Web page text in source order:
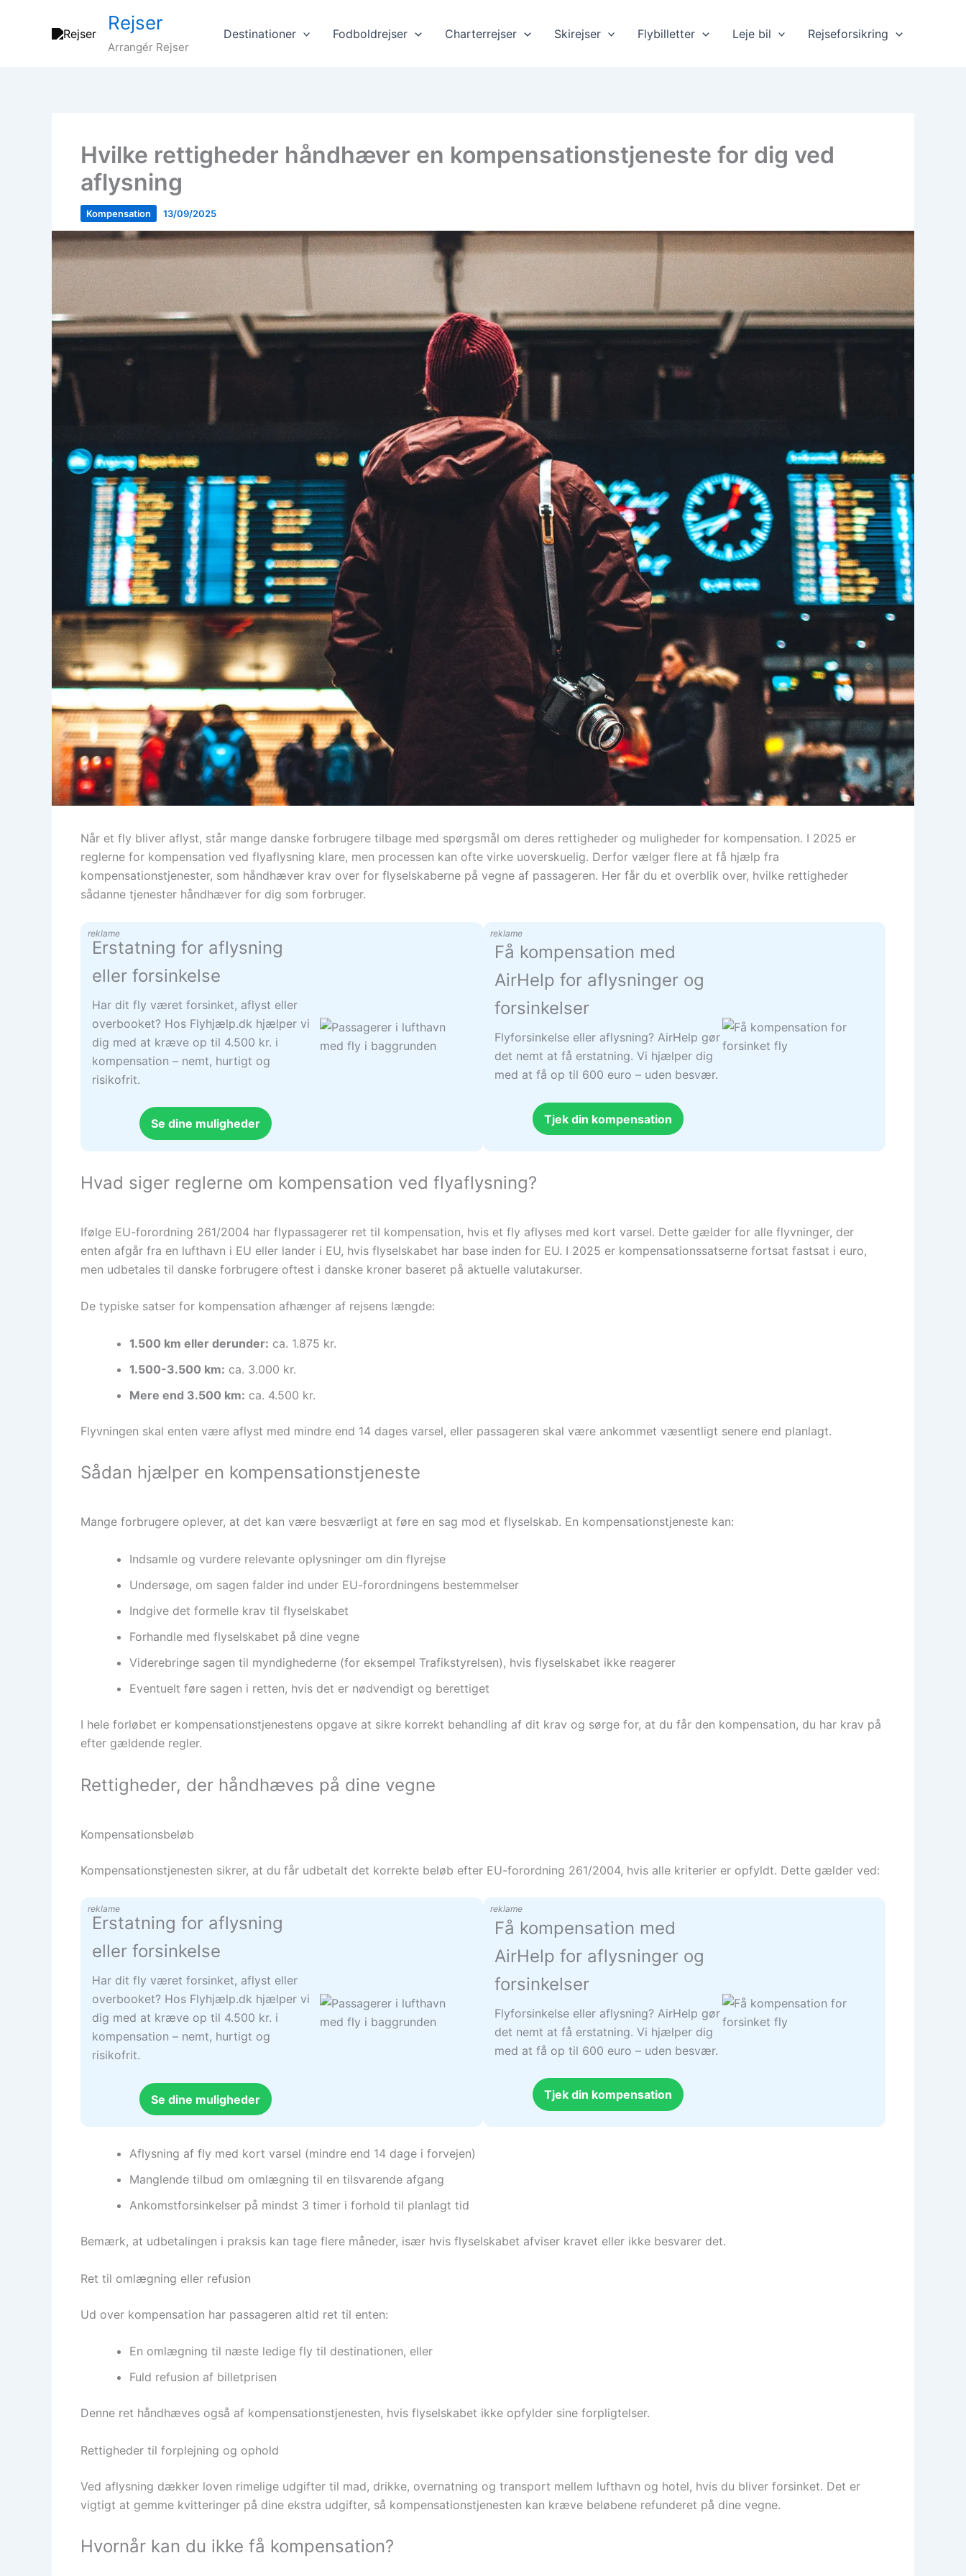
Rejser
Arrangér Rejser
Destinationer Fodboldrejser Charterrejser Skirejser Flybilletter Leje bil Rejseforsikring
Hvilke rettigheder håndhæver en kompensationstjeneste for dig ved
aflysning
Kompensation 13/09/2025
Når et fly bliver aflyst, står mange danske forbrugere tilbage med spørgsmål om deres rettigheder og muligheder for kompensation. I 2025 er
reglerne for kompensation ved flyaflysning klare, men processen kan ofte virke uoverskuelig. Derfor vælger flere at få hjælp fra
kompensationstjenester, som håndhæver krav over for flyselskaberne på vegne af passageren. Her får du et overblik over, hvilke rettigheder
sådanne tjenester håndhæver for dig som forbruger.
reklame
Erstatning for aflysning
eller forsinkelse
Har dit fly været forsinket, aflyst eller
overbooket? Hos Flyhjælp.dk hjælper vi
dig med at kræve op til 4.500 kr. i
kompensation – nemt, hurtigt og
risikofrit.
Se dine muligheder
reklame
Få kompensation med
AirHelp for aflysninger og
forsinkelser
Flyforsinkelse eller aflysning? AirHelp gør
det nemt at få erstatning. Vi hjælper dig
med at få op til 600 euro – uden besvær.
Tjek din kompensation
Hvad siger reglerne om kompensation ved flyaflysning?
Ifølge EU-forordning 261/2004 har flypassagerer ret til kompensation, hvis et fly aflyses med kort varsel. Dette gælder for alle flyvninger, der
enten afgår fra en lufthavn i EU eller lander i EU, hvis flyselskabet har base inden for EU. I 2025 er kompensationssatserne fortsat fastsat i euro,
men udbetales til danske forbrugere oftest i danske kroner baseret på aktuelle valutakurser.
De typiske satser for kompensation afhænger af rejsens længde:
1.500 km eller derunder: ca. 1.875 kr.
1.500-3.500 km: ca. 3.000 kr.
Mere end 3.500 km: ca. 4.500 kr.
Flyvningen skal enten være aflyst med mindre end 14 dages varsel, eller passageren skal være ankommet væsentligt senere end planlagt.
Sådan hjælper en kompensationstjeneste
Mange forbrugere oplever, at det kan være besværligt at føre en sag mod et flyselskab. En kompensationstjeneste kan:
Indsamle og vurdere relevante oplysninger om din flyrejse
Undersøge, om sagen falder ind under EU-forordningens bestemmelser
Indgive det formelle krav til flyselskabet
Forhandle med flyselskabet på dine vegne
Viderebringe sagen til myndighederne (for eksempel Trafikstyrelsen), hvis flyselskabet ikke reagerer
Eventuelt føre sagen i retten, hvis det er nødvendigt og berettiget
I hele forløbet er kompensationstjenestens opgave at sikre korrekt behandling af dit krav og sørge for, at du får den kompensation, du har krav på
efter gældende regler.
Rettigheder, der håndhæves på dine vegne
Kompensationsbeløb
Kompensationstjenesten sikrer, at du får udbetalt det korrekte beløb efter EU-forordning 261/2004, hvis alle kriterier er opfyldt. Dette gælder ved:
reklame
Erstatning for aflysning
eller forsinkelse
Har dit fly været forsinket, aflyst eller
overbooket? Hos Flyhjælp.dk hjælper vi
dig med at kræve op til 4.500 kr. i
kompensation – nemt, hurtigt og
risikofrit.
Se dine muligheder
reklame
Få kompensation med
AirHelp for aflysninger og
forsinkelser
Flyforsinkelse eller aflysning? AirHelp gør
det nemt at få erstatning. Vi hjælper dig
med at få op til 600 euro – uden besvær.
Tjek din kompensation
Aflysning af fly med kort varsel (mindre end 14 dage i forvejen)
Manglende tilbud om omlægning til en tilsvarende afgang
Ankomstforsinkelser på mindst 3 timer i forhold til planlagt tid
Bemærk, at udbetalingen i praksis kan tage flere måneder, især hvis flyselskabet afviser kravet eller ikke besvarer det.
Ret til omlægning eller refusion
Ud over kompensation har passageren altid ret til enten:
En omlægning til næste ledige fly til destinationen, eller
Fuld refusion af billetprisen
Denne ret håndhæves også af kompensationstjenesten, hvis flyselskabet ikke opfylder sine forpligtelser.
Rettigheder til forplejning og ophold
Ved aflysning dækker loven rimelige udgifter til mad, drikke, overnatning og transport mellem lufthavn og hotel, hvis du bliver forsinket. Det er
vigtigt at gemme kvitteringer på dine ekstra udgifter, så kompensationstjenesten kan kræve beløbene refunderet på dine vegne.
Hvornår kan du ikke få kompensation?